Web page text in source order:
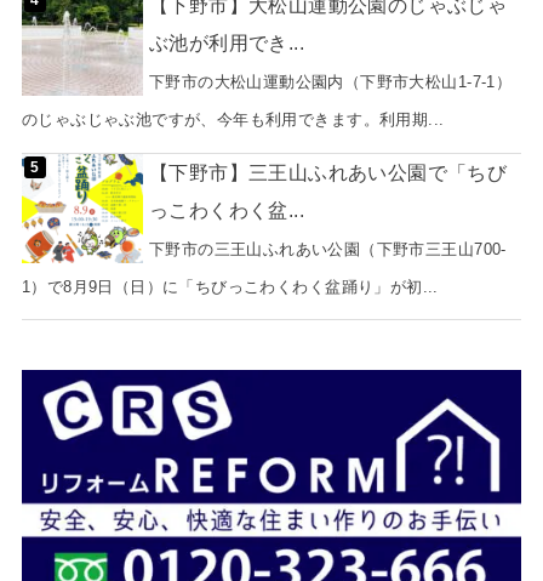
【下野市】大松山運動公園のじゃぶじゃ
ぶ池が利用でき...
下野市の大松山運動公園内（下野市大松山1-7-1）
のじゃぶじゃぶ池ですが、今年も利用できます。利用期...
【下野市】三王山ふれあい公園で「ちび
っこわくわく盆...
下野市の三王山ふれあい公園（下野市三王山700-
1）で8月9日（日）に「ちびっこわくわく盆踊り」が初...